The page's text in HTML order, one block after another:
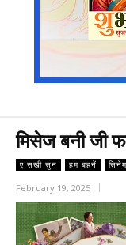
मिसेज बनी जी
ए सखी सुन हम बहनें
February 19, 2025